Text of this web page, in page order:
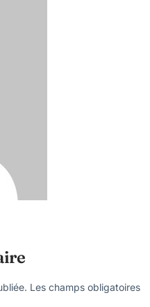
Les champs obligatoires